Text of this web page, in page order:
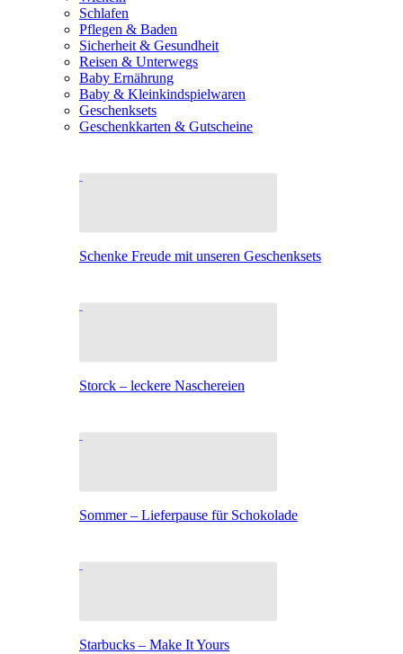
Schlafen
Pflegen & Baden
Sicherheit & Gesundheit
Reisen & Unterwegs
Baby Ernährung
Baby & Kleinkindspielwaren
Geschenksets
Geschenkkarten & Gutscheine
Schenke Freude mit unseren Geschenksets
Storck – leckere Naschereien
Sommer – Lieferpause für Schokolade
Starbucks – Make It Yours